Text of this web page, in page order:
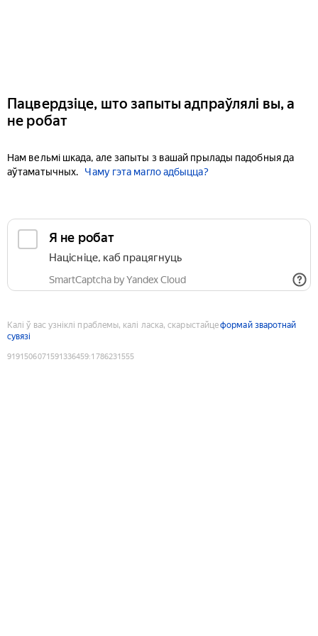
Пацвердзіце, што запыты адпраўлялі вы, а
не робат
Нам вельмі шкада, але запыты з вашай прылады падобныя да
аўтаматычных.
Чаму гэта магло адбыцца?
Я не робат
Націсніце, каб працягнуць
SmartCaptcha by Yandex Cloud
Калі ў вас узніклі праблемы, калі ласка, скарыстайцеформай зваротнай
сувязі
9191506071591336459:1786231555